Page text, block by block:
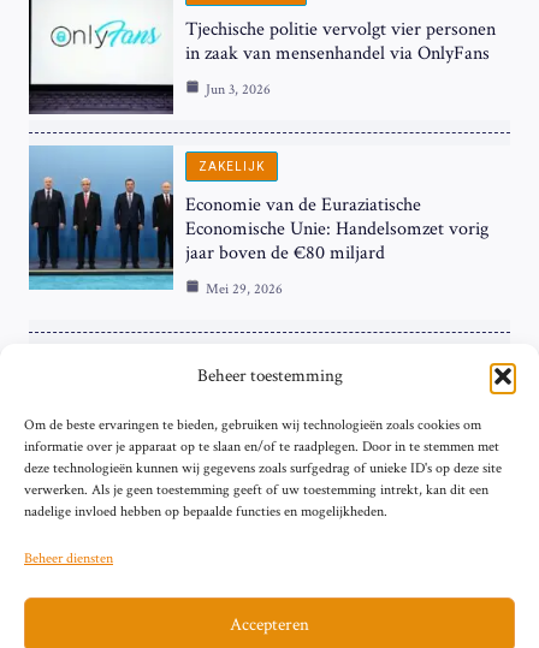
Beheer toestemming
Om de beste ervaringen te bieden, gebruiken wij technologieën zoals cookies om
informatie over je apparaat op te slaan en/of te raadplegen. Door in te stemmen met
deze technologieën kunnen wij gegevens zoals surfgedrag of unieke ID's op deze site
verwerken. Als je geen toestemming geeft of uw toestemming intrekt, kan dit een
nadelige invloed hebben op bepaalde functies en mogelijkheden.
Beheer diensten
Accepteren
Tjechische politie vervolgt vier personen
in zaak van mensenhandel via OnlyFans
Jun 3, 2026
ZAKELIJK
Economie van de Euraziatische
Economische Unie: Handelsomzet vorig
jaar boven de €80 miljard
Mei 29, 2026
Hardnekkige Inflatie bij de ‘Grote Vier’
van de Eurozone
Mei 29, 2026